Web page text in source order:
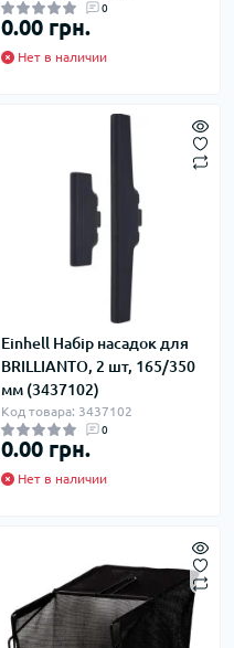
0
0.00 грн.
Нет в наличии
Einhell Набір насадок для
BRILLIANTO, 2 шт, 165/350
мм (3437102)
Код товара: 3437102
0
0.00 грн.
Нет в наличии